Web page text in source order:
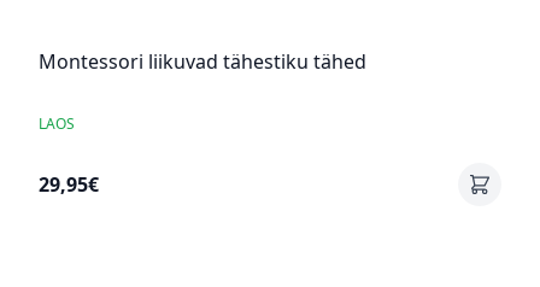
Montessori liikuvad tähestiku tähed
LAOS
29,95€